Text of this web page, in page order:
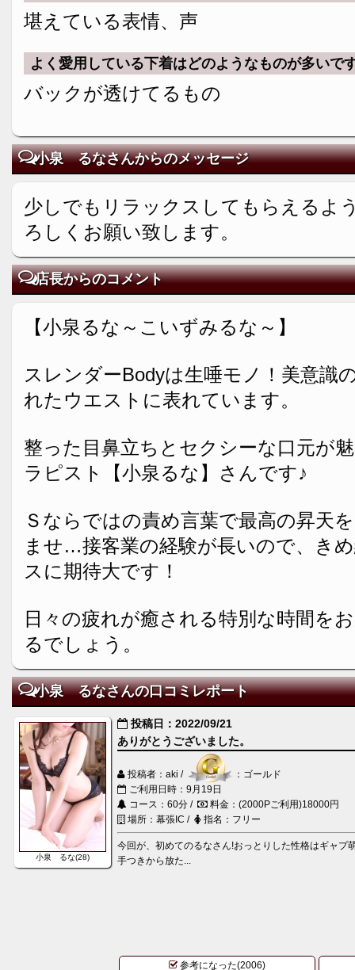
堪えている表情、声
よく愛用している下着はどのようなものが多いで
バックが透けてるもの
小泉 るなさんからのメッセージ
少しでもリラックスしてもらえるよ
ろしくお願い致します。
店長からのコメント
【小泉るな～こいずみるな～】
スレンダーBodyは生唾モノ！美意識
れたウエストに表れています。
整った目鼻立ちとセクシーな口元が
ラピスト【小泉るな】さんです♪
Ｓならではの責め言葉で最高の昇天
ませ…接客業の経験が長いので、き
スに期待大です！
日々の疲れが癒される特別な時間を
るでしょう。
小泉 るなさんの口コミレポート
小泉 るな(28)
投稿日：2022/09/21
ありがとうございました。
投稿者：aki /
：ゴールド
ご利用日時：9月19日
コース：60分 /
料金：(2000Pご利用)18000円
場所：幕張IC /
指名：フリー
今回が、初めてのるなさん!おっとりした性格はギャプ
手つきから放た...
参考になった(2006)